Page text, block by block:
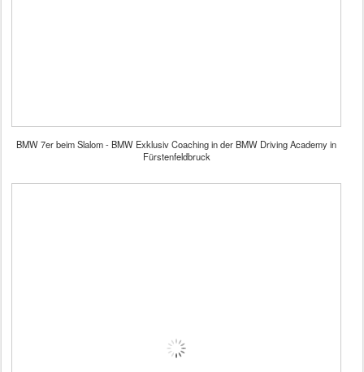
BMW 7er beim Slalom - BMW Exklusiv Coaching in der BMW Driving Academy in
Fürstenfeldbruck